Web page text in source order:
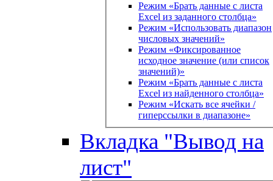
Режим «Брать данные с листа
Excel из заданного столбца»
Режим «Использовать диапазон
числовых значений»
Режим «Фиксированное
исходное значение (или список
значений)»
Режим «Брать данные с листа
Excel из найденного столбца»
Режим «Искать все ячейки /
гиперссылки в диапазоне»
Вкладка "Вывод на
лист"